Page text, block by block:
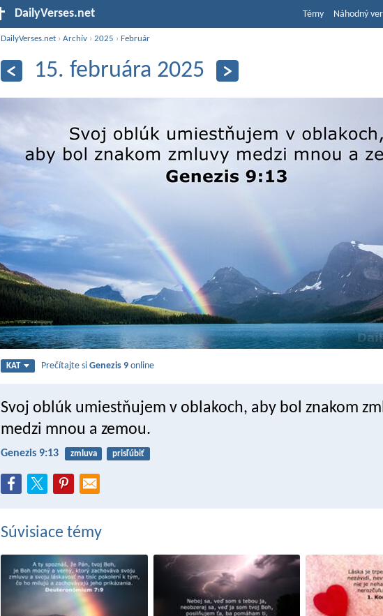
DailyVerses.net Témy Náhodný
DailyVerses.net ›Archív ›2025 ›Február
15. februára 2025
KAT Prečítajte siGenezis 9 online
Svoj oblúk umiestňujem v oblakoch, aby bol znakom
medzi mnou a zemou.
Genezis 9:13 zmluva prisľúbiť
Súvisiace témy